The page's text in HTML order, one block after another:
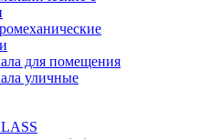
для помещения
уличные